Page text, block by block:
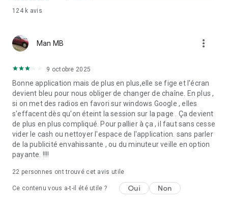
124 k avis
Man MB more_vert
9 octobre 2025
Bonne application mais de plus en plus,elle se fige et l'écran
devient bleu pour nous obliger de changer de chaîne. En plus ,
si on met des radios en favori sur windows Google , elles
s'effacent dès qu'on éteint la session sur la page . Ça devient
de plus en plus compliqué. Pour pallier à ça , il faut sans cesse
vider le cash ou nettoyer l'espace de l'application. sans parler
de la publicité envahissante , ou du minuteur veille en option
payante. !!!!
22 personnes ont trouvé cet avis utile
Ce contenu vous a-t-il été utile ? Oui Non